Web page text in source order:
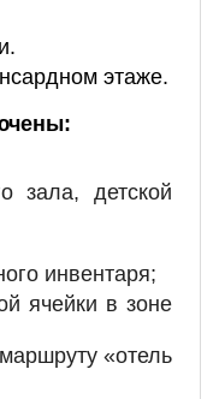
этаже.
зала, детской
инвентаря;
ячейки в зоне
«отель